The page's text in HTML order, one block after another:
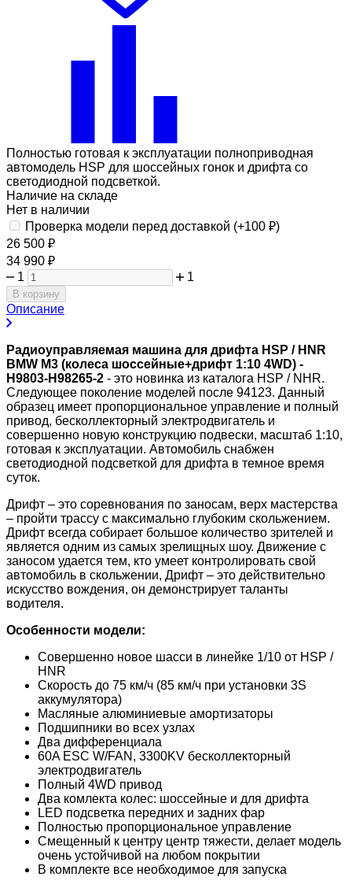
Полностью готовая к эксплуатации полноприводная
автомодель HSP для шоссейных гонок и дрифта со
светодиодной подсветкой.
Наличие на складе
Нет в наличии
Проверка модели перед доставкой (+100 ₽)
26 500 ₽
34 990 ₽
1
1
В корзину
Описание
Радиоуправляемая машина для дрифта HSP / HNR
BMW M3 (колеса шоссейные+дрифт 1:10 4WD) -
H9803-H98265-2 - это новинка из каталога HSP / NHR.
Следующее поколение моделей после 94123. Данный
образец имеет пропорциональное управление и полный
привод, бесколлекторный электродвигатель и
совершенно новую конструкцию подвески, масштаб 1:10,
готовая к эксплуатации. Автомобиль снабжен
светодиодной подсветкой для дрифта в темное время
суток.
Дрифт – это соревнования по заносам, верх мастерства
– пройти трассу с максимально глубоким скольжением.
Дрифт всегда собирает большое количество зрителей и
является одним из самых зрелищных шоу. Движение с
заносом удается тем, кто умеет контролировать свой
автомобиль в скольжении, Дрифт – это действительно
искусство вождения, он демонстрирует таланты
водителя.
Особенности модели:
Совершенно новое шасси в линейке 1/10 от HSP /
HNR
Скорость до 75 км/ч (85 км/ч при установки 3S
аккумулятора)
Масляные алюминиевые амортизаторы
Подшипники во всех узлах
Два дифференциала
60A ESC W/FAN, 3300KV бесколлекторный
электродвигатель
Полный 4WD привод
Два комлекта колес: шоссейные и для дрифта
LED подсветка передних и задних фар
Полностью пропорциональное управление
Смещенный к центру центр тяжести, делает модель
очень устойчивой на любом покрытии
В комплекте все необходимое для запуска